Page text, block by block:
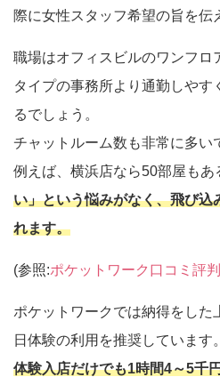
際に女性スタッフ希望の旨を伝
職場はオフィスビルのワンフロ
タイプの事務所より通勤しやす
るでしょう。
チャットルーム数も非常に多い
例えば、横浜店なら50部屋もあ
い」という悩みがなく、飛び込
れます。
(参照:ポケットワーク口コミ評判
ポケットワークでは納得をした
日体験の利用を推奨しています。
体験入店だけでも1時間4～5千